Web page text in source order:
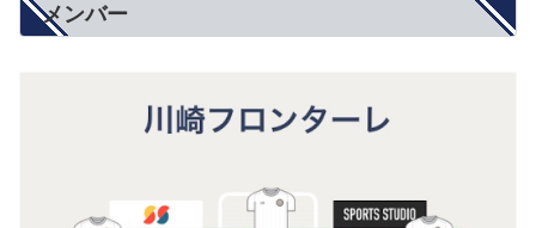
メンバー